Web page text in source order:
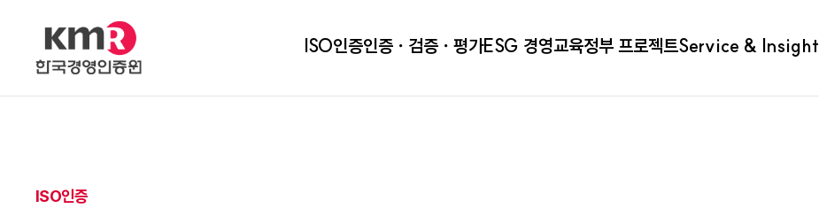
ISO인증인증ㆍ검증ㆍ평가ESG 경영교육정부 프로젝트Service & Insight
ISO인증